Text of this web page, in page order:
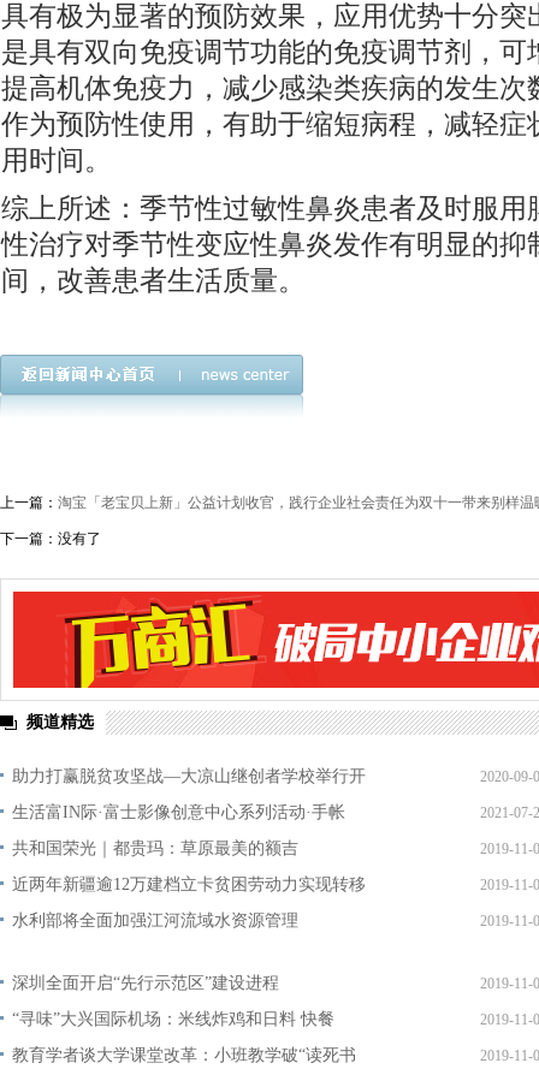
具有极为显著的预防效果，应用优势十分突
是具有双向免疫调节功能的免疫调节剂，可
提高机体免疫力，减少感染类疾病的发生次
作为预防性使用，有助于缩短病程，减轻症
用时间。
综上所述：季节性过敏性鼻炎患者及时服用
性治疗对季节性变应性鼻炎发作有明显的抑
间，改善患者生活质量。
上一篇： 淘宝「老宝贝上新」公益计划收官，践行企业社会责任为双十一带来别样温
下一篇：没有了
频道精选
助力打赢脱贫攻坚战—大凉山继创者学校举行开 2020-09-
生活富IN际·富士影像创意中心系列活动·手帐 2021-07-
共和国荣光｜都贵玛：草原最美的额吉 2019-11-
近两年新疆逾12万建档立卡贫困劳动力实现转移 2019-11-
水利部将全面加强江河流域水资源管理 2019-11-
深圳全面开启“先行示范区”建设进程 2019-11-
“寻味”大兴国际机场：米线炸鸡和日料 快餐 2019-11-
教育学者谈大学课堂改革：小班教学破“读死书 2019-11-